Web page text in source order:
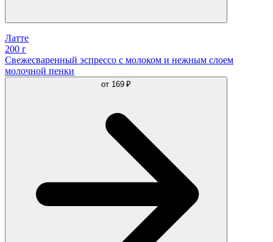
Латте
200 г
Свежесваренный эспрессо с молоком и нежным слоем
молочной пенки
от 169 ₽